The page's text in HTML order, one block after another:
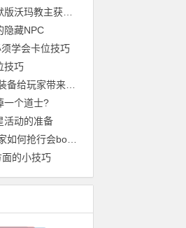
教主获得号角?
隐藏NPC
学会卡位技巧
技巧
玩家带来的益处
一个道士?
活动的准备
何抢行会boss?
的小技巧